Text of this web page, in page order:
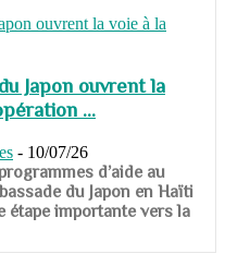
Japon ouvrent la
...
- 10/07/26
d’aide au
du Japon en Haïti
étape importante vers la